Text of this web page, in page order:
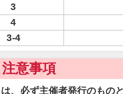
3
4
3-4
注意事項
、必ず主催者発行のもの